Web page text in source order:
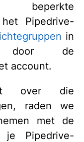
beperkte
Pipedrive-
chtegruppen in
door de
account.
over die
raden we
met de
je Pipedrive-